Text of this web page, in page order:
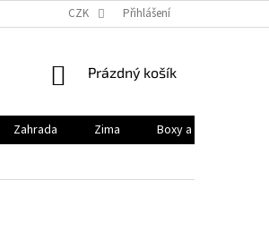
PODMÍNKY OCHRANY OSOBNÍCH ÚDAJŮ
CZK Přihlášení
NÁKUPNÍ
Prázdný košík
Zahrada Zima Boxy a brašny